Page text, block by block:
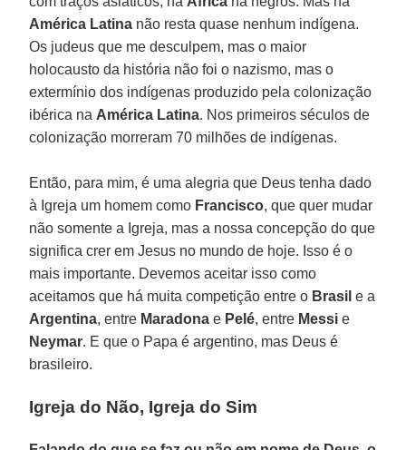
América Latina não resta quase nenhum indígena.
Os judeus que me desculpem, mas o maior
holocausto da história não foi o nazismo, mas o
extermínio dos indígenas produzido pela colonização
ibérica na América Latina. Nos primeiros séculos de
colonização morreram 70 milhões de indígenas.
Então, para mim, é uma alegria que Deus tenha dado
à Igreja um homem como Francisco, que quer mudar
não somente a Igreja, mas a nossa concepção do que
significa crer em Jesus no mundo de hoje. Isso é o
mais importante. Devemos aceitar isso como
aceitamos que há muita competição entre o Brasil e a
Argentina, entre Maradona e Pelé, entre Messi e
Neymar. E que o Papa é argentino, mas Deus é
brasileiro.
Igreja do Não, Igreja do Sim